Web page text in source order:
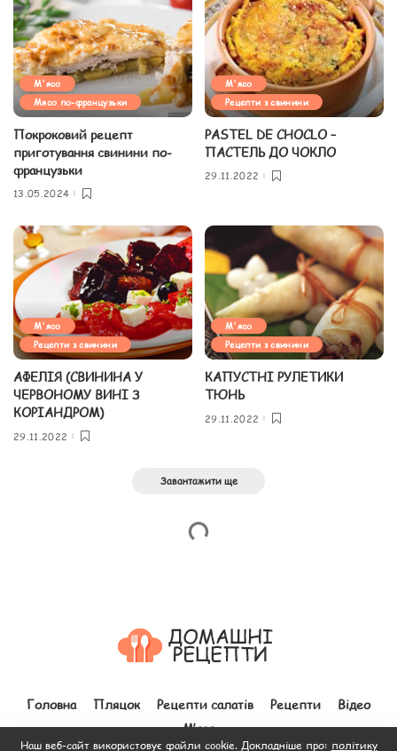
М'ясо
Мясо по-французьки
Покроковий рецепт
приготування свинини по-
французьки
13.05.2024
М'ясо
Рецепти з свинини
PASTEL DE CHOCLO –
ПАСТЕЛЬ ДО ЧОКЛО
29.11.2022
М'ясо
Рецепти з свинини
АФЕЛІЯ (СВИНИНА У
ЧЕРВОНОМУ ВИНІ З
КОРІАНДРОМ)
29.11.2022
М'ясо
Рецепти з свинини
КАПУСТНІ РУЛЕТИКИ
ТЮНЬ
29.11.2022
Завантажити ще
Головна Пляцок Рецепти салатів Рецепти
Відео
М’ясо
Наш веб-сайт використовує файли cookie. Докладніше про: політику